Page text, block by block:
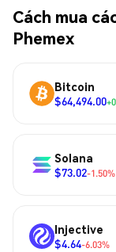
Cách mua
Phemex
Bitcoin
$64,494.00
Solana
$73.02-1.50%
Injective
$4.64-6.03%